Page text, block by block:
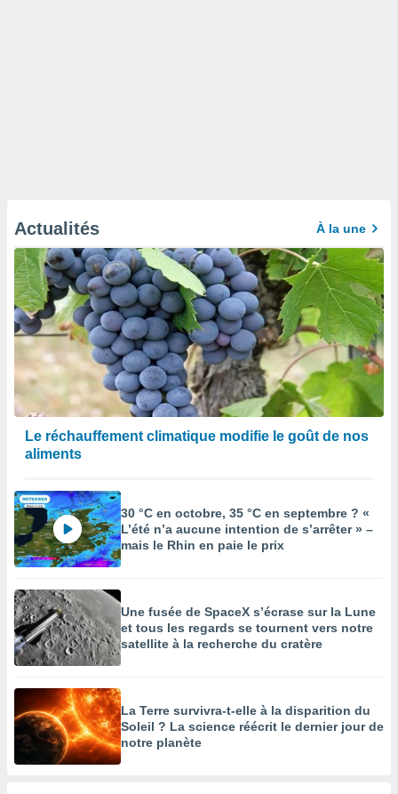
Actualités À la une
Le réchauffement climatique modifie le goût de nos
aliments
30 °C en octobre, 35 °C en septembre ? «
L’été n’a aucune intention de s’arrêter » –
mais le Rhin en paie le prix
Une fusée de SpaceX s’écrase sur la Lune
et tous les regards se tournent vers notre
satellite à la recherche du cratère
La Terre survivra-t-elle à la disparition du
Soleil ? La science réécrit le dernier jour de
notre planète